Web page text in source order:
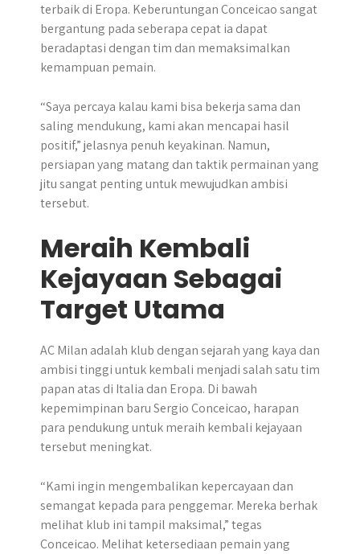
terbaik di Eropa. Keberuntungan Conceicao sangat
bergantung pada seberapa cepat ia dapat
beradaptasi dengan tim dan memaksimalkan
kemampuan pemain.
“Saya percaya kalau kami bisa bekerja sama dan
saling mendukung, kami akan mencapai hasil
positif,” jelasnya penuh keyakinan. Namun,
persiapan yang matang dan taktik permainan yang
jitu sangat penting untuk mewujudkan ambisi
tersebut.
Meraih Kembali
Kejayaan Sebagai
Target Utama
AC Milan adalah klub dengan sejarah yang kaya dan
ambisi tinggi untuk kembali menjadi salah satu tim
papan atas di Italia dan Eropa. Di bawah
kepemimpinan baru Sergio Conceicao, harapan
para pendukung untuk meraih kembali kejayaan
tersebut meningkat.
“Kami ingin mengembalikan kepercayaan dan
semangat kepada para penggemar. Mereka berhak
melihat klub ini tampil maksimal,” tegas
Conceicao. Melihat ketersediaan pemain yang